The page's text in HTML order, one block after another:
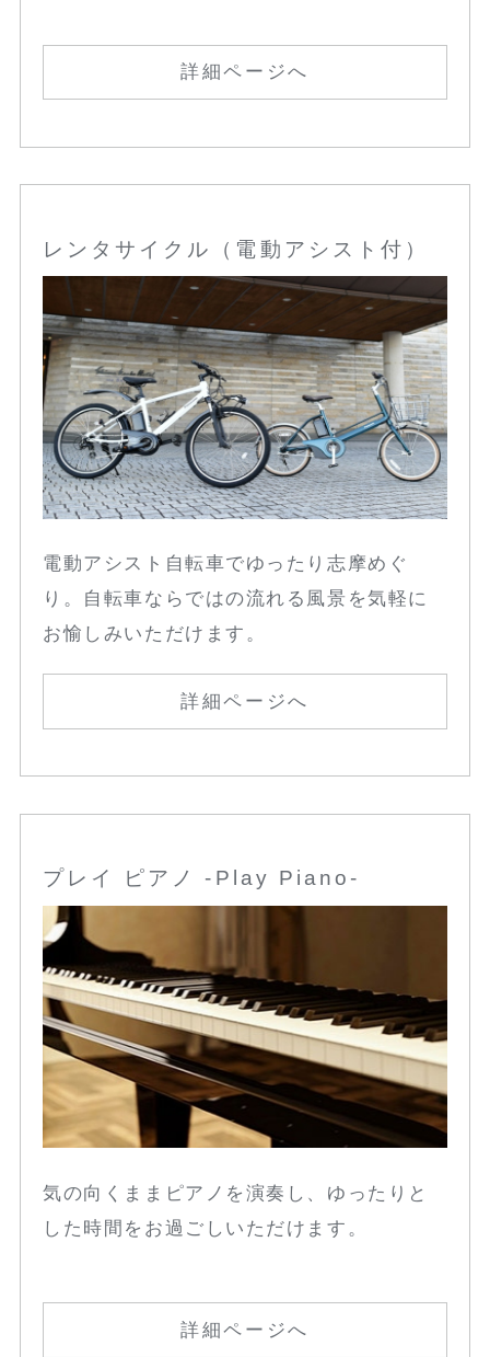
詳細ページへ
レンタサイクル（電動アシスト付）
電動アシスト自転車でゆったり志摩めぐ
り。自転車ならではの流れる風景を気軽に
お愉しみいただけます。
詳細ページへ
プレイ ピアノ -Play Piano-
気の向くままピアノを演奏し、ゆったりと
した時間をお過ごしいただけます。
詳細ページへ